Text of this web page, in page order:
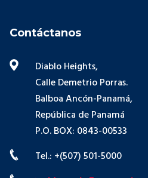
Contáctanos
Diablo Heights,
Calle Demetrio Porras.
Balboa Ancón-Panamá,
República de Panamá
P.O. BOX: 0843-00533
Tel.: +(507) 501-5000